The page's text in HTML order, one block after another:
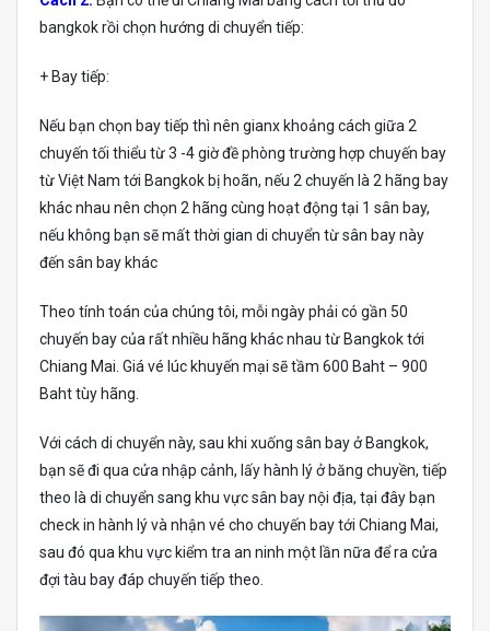
bangkok rồi chọn hướng di chuyển tiếp:
+ Bay tiếp:
Nếu bạn chọn bay tiếp thì nên gianx khoảng cách giữa 2
chuyến tối thiểu từ 3 -4 giờ đề phòng trường hợp chuyến bay
từ Việt Nam tới Bangkok bị hoãn, nếu 2 chuyến là 2 hãng bay
khác nhau nên chọn 2 hãng cùng hoạt động tại 1 sân bay,
nếu không bạn sẽ mất thời gian di chuyển từ sân bay này
đến sân bay khác
Theo tính toán của chúng tôi, mỗi ngày phải có gần 50
chuyến bay của rất nhiều hãng khác nhau từ Bangkok tới
Chiang Mai. Giá vé lúc khuyến mại sẽ tầm 600 Baht – 900
Baht tùy hãng.
Với cách di chuyển này, sau khi xuống sân bay ở Bangkok,
bạn sẽ đi qua cửa nhập cảnh, lấy hành lý ở băng chuyền, tiếp
theo là di chuyển sang khu vực sân bay nội địa, tại đây bạn
check in hành lý và nhận vé cho chuyến bay tới Chiang Mai,
sau đó qua khu vực kiểm tra an ninh một lần nữa để ra cửa
đợi tàu bay đáp chuyến tiếp theo.